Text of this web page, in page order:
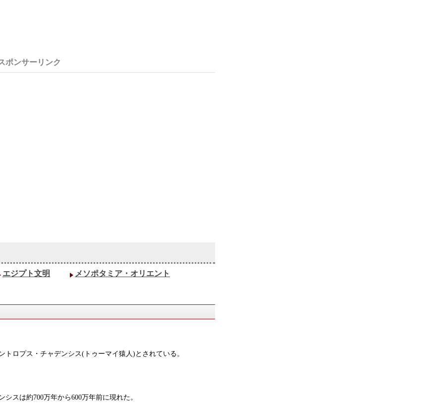
エジプト文明 メソポタミア・オリエント
ロプス・チャデンシス(トゥーマイ猿人)とされている。
スは約700万年から600万年前に現れた。